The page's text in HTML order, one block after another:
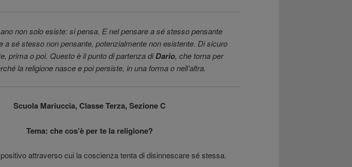
non solo esiste: si pensa. E nel pensare a sé stesso pensante
a sé stesso non pensante, potenzialmente non esistente. Di sicuro
prima o poi. Questo è il punto di partenza diDario, che torna per
la religione nasce e poi persiste, in una forma o nell’altra.
Scuola Mariuccia, Classe Terza, Sezione C
Tema: che cos’è per te la religione?
attraverso cui la coscienza tenta di disinnescare sé stessa.